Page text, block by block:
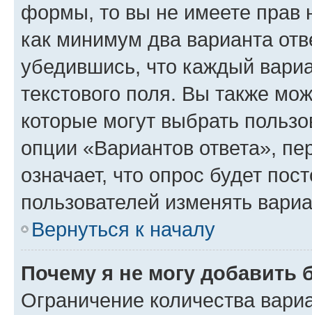
формы, то вы не имеете прав
как минимум два варианта
убедившись, что каждый
текстового поля. Вы также
которые могут выбрать
опции «Вариантов ответа»,
означает, что опрос будет
пользователей изменять
Вернуться к началу
Почему я не могу добавить
Ограничение количества